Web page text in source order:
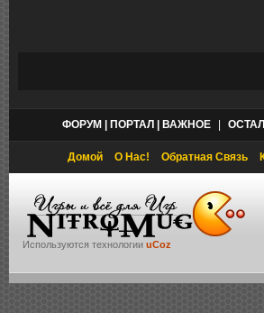
ФОРУМ | ПОРТАЛ | ВАЖНОЕ
Домой О Нас! Обратная Связь
Используются технологии uCoz